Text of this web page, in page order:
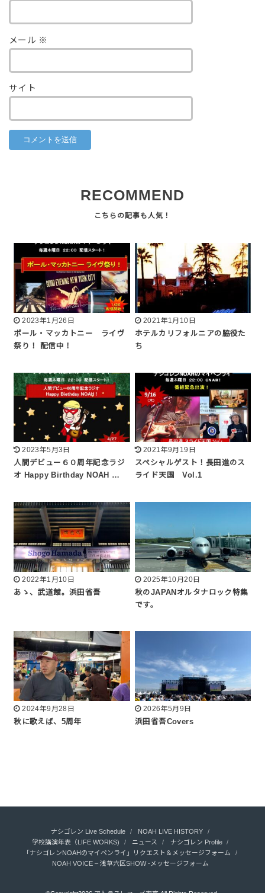
メール ※
サイト
RECOMMEND
2023年1月26日
ポール・マッカトニー ライヴ
祭り！ 配信中！
2021年1月10日
ホテルカリフォルニアの脇役た
ち
2023年5月3日
人間デビュー６０周年記念ラジ
オ Happy Birthday NOAH …
2021年9月19日
スペシャルゲスト！長田進のス
ライド天国 Vol.1
2022年1月10日
あゝ、武道館。浜田省吾
2025年10月20日
秋のJAPANオルタナロック特集
です。
2024年9月28日
秋に歌えば、5周年
2026年5月9日
浜田省吾Covers
ナシゴレン Live Schedule
NOAH LIVE HISTORY
学校講演年表（LIFE WORKS)
ニュース
ナシゴレン Profile
「ナシゴレンNOAHのマイペンライ」リクエスト＆メッセージフォーム
NOAH VOICE – 浅草六区SHOW -メッセージフォーム